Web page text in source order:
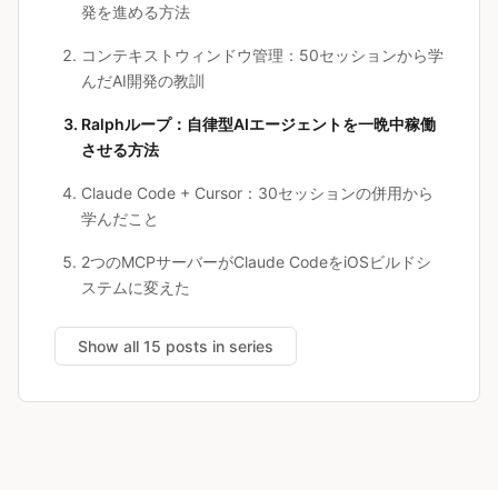
発を進める方法
コンテキストウィンドウ管理：50セッションから学
んだAI開発の教訓
Ralphループ：自律型AIエージェントを一晩中稼働
させる方法
Claude Code + Cursor：30セッションの併用から
学んだこと
2つのMCPサーバーがClaude CodeをiOSビルドシ
ステムに変えた
Show all 15 posts in series